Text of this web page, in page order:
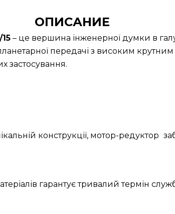
ОПИСАНИЕ
– це вершина інженерної думки в
передачі з високим
застосування.
конструкції, мотор-редуктор
гарантує тривалий термін